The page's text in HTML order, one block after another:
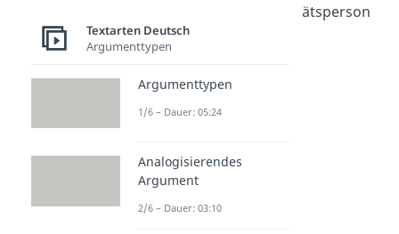
die Aussage der Autoritätsperson
richtig ist.
Textarten Deutsch
Argumenttypen
Argumenttypen
1/6 – Dauer: 05:24
Analogisierendes
Argument
2/6 – Dauer: 03:10